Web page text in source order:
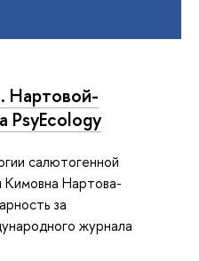
Нартовой-
PsyEcology
салютогенной
Нартова-
за
журнала